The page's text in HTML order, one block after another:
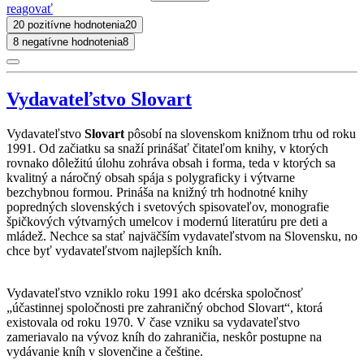
reagovať
20 pozitívne hodnotenia20
8 negatívne hodnotenia8
Vydavateľstvo Slovart
Vydavateľstvo Slovart pôsobí na slovenskom knižnom trhu od roku
1991. Od začiatku sa snaží prinášať čitateľom knihy, v ktorých
rovnako dôležitú úlohu zohráva obsah i forma, teda v ktorých sa
kvalitný a náročný obsah spája s polygraficky i výtvarne
bezchybnou formou. Prináša na knižný trh hodnotné knihy
popredných slovenských i svetových spisovateľov, monografie
špičkových výtvarných umelcov i modernú literatúru pre deti a
mládež. Nechce sa stať najväčším vydavateľstvom na Slovensku, no
chce byť vydavateľstvom najlepších kníh.
Vydavateľstvo vzniklo roku 1991 ako dcérska spoločnosť
„účastinnej spoločnosti pre zahraničný obchod Slovart“, ktorá
existovala od roku 1970. V čase vzniku sa vydavateľstvo
zameriavalo na vývoz kníh do zahraničia, neskôr postupne na
vydávanie kníh v slovenčine a češtine.